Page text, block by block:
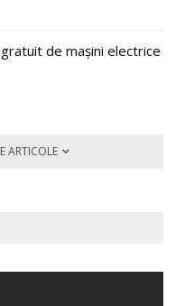
de mașini electrice
ARTICOLE